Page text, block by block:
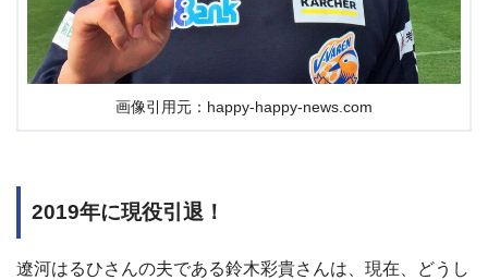
画像引用元：happy-happy-news.com
2019年に現役引退！
遼河はるひさんの夫である鈴木彩貴さんは、現在、どうし